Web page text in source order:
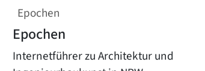
Epochen
Epochen
Internetführer zu Architektur und